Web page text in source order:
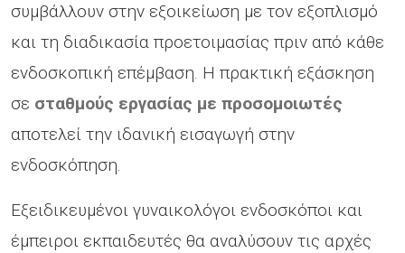
συμβάλλουν στην εξοικείωση με τον εξοπλισμό
και τη διαδικασία προετοιμασίας πριν από κάθε
ενδοσκοπική επέμβαση. Η πρακτική εξάσκηση
σε σταθμούς εργασίας με προσομοιωτές
αποτελεί την ιδανική εισαγωγή στην
ενδοσκόπηση.
Εξειδικευμένοι γυναικολόγοι ενδοσκόποι και
έμπειροι εκπαιδευτές θα αναλύσουν τις αρχές